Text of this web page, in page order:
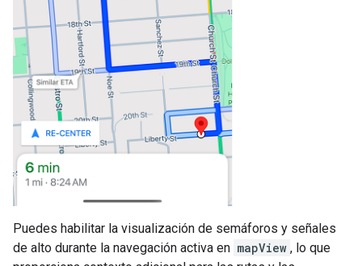
Puedes habilitar la visualización de semáforos y señales
de alto durante la navegación activa en mapView , lo que